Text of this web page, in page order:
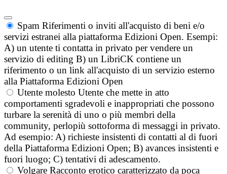
Spam Riferimenti o inviti all'acquisto di beni e/o
servizi estranei alla piattaforma Edizioni Open. Esempi:
A) un utente ti contatta in privato per vendere un
servizio di editing B) un LibriCK contiene un
riferimento o un link all'acquisto di un servizio esterno
alla Piattaforma Edizioni Open
Utente molesto Utente che mette in atto
comportamenti sgradevoli e inappropriati che possono
turbare la serenità di uno o più membri della
community, perlopiù sottoforma di messaggi in privato.
Ad esempio: A) richieste insistenti di contatti al di fuori
della Piattaforma Edizioni Open; B) avances insistenti e
fuori luogo; C) tentativi di adescamento.
Volgare Racconto erotico caratterizzato da poca